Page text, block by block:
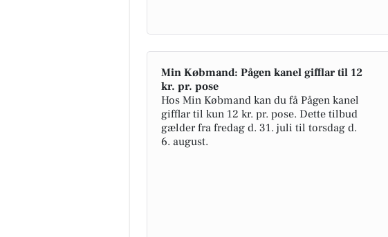
Min Købmand: Pågen kanel gifflar til 12
kr. pr. pose
Hos Min Købmand kan du få Pågen kanel
gifflar til kun 12 kr. pr. pose. Dette tilbud
gælder fra fredag d. 31. juli til torsdag d.
6. august.